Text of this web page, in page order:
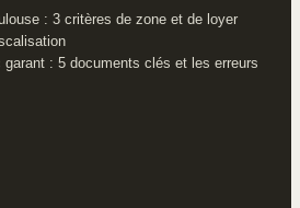
: 3 critères de zone et de loyer
garant : 5 documents clés et les erreurs